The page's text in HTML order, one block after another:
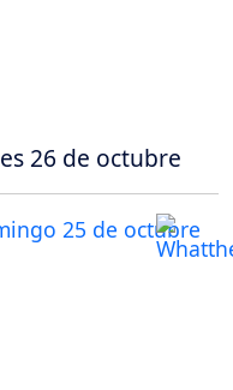
26 de octubre